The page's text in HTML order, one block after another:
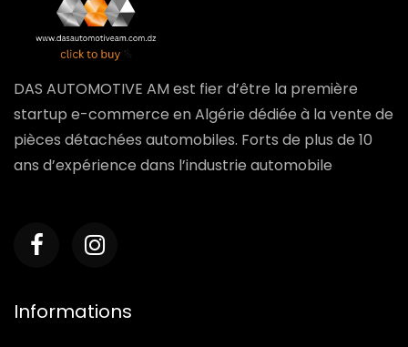
DAS AUTOMOTIVE AM est fier d’être la première
startup e-commerce en Algérie dédiée à la vente de
pièces détachées automobiles. Forts de plus de 10
ans d’expérience dans l’industrie automobile
Informations